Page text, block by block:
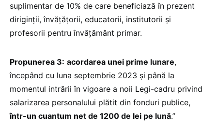
suplimentar de 10% de care beneficiază în prezent
diriginții, învățățorii, educatorii, institutorii și
profesorii pentru învățământ primar.
Propunerea 3: acordarea unei prime lunare,
începând cu luna septembrie 2023 și până la
momentul intrării în vigoare a noii Legi-cadru privind
salarizarea personalului plătit din fonduri publice,
într-un cuantum net de 1200 de lei pe lună.”